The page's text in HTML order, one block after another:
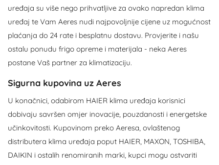
uređaja su više nego prihvatljive za ovako napredan klima
uređaj te Vam Aeres nudi najpovoljnije cijene uz mogućnost
plaćanja do 24 rate i besplatnu dostavu. Provjerite i našu
ostalu ponudu frigo opreme i materijala - neka Aeres
postane Vaš partner za klimatizaciju.
Sigurna kupovina uz Aeres
U konačnici, odabirom HAIER klima uređaja korisnici
dobivaju savršen omjer inovacije, pouzdanosti i energetske
učinkovitosti. Kupovinom preko Aeresa, ovlaštenog
distributera klima uređaja poput HAIER, MAXON, TOSHIBA,
DAIKIN i ostalih renomiranih marki, kupci mogu ostvariti